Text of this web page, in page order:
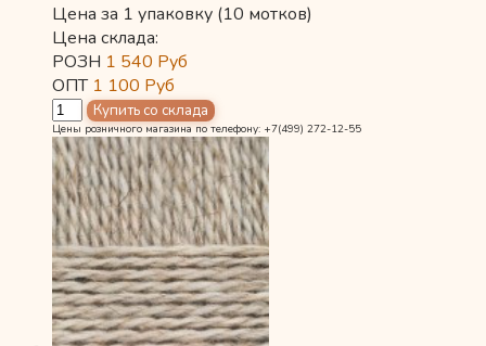
Цена за 1 упаковку (10 мотков)
Цена склада:
РОЗН 1 540 Руб
ОПТ 1 100 Руб
Цены розничного магазина по телефону: +7(499) 272-12-55